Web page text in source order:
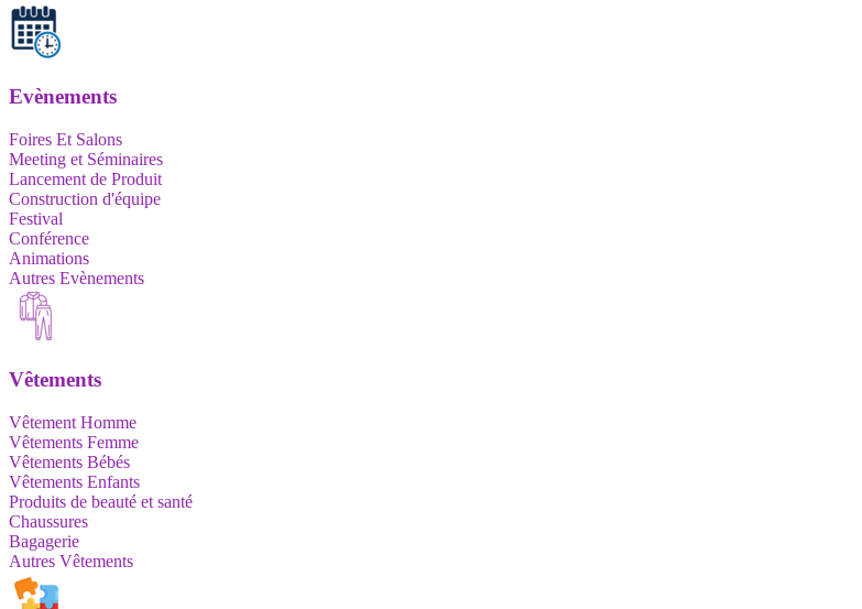
Evènements
Foires Et Salons
Meeting et Séminaires
Lancement de Produit
Construction d'équipe
Festival
Conférence
Animations
Autres Evènements
Vêtements
Vêtement Homme
Vêtements Femme
Vêtements Bébés
Vêtements Enfants
Produits de beauté et santé
Chaussures
Bagagerie
Autres Vêtements